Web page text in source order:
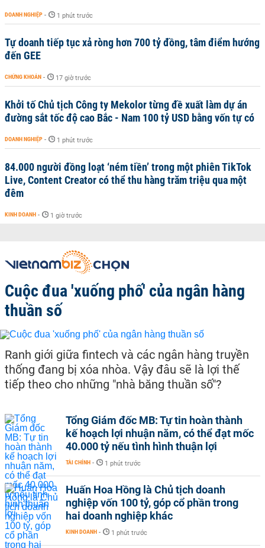
DOANH NGHIỆP - 1 phút trước
Tự doanh tiếp tục xả ròng hơn 700 tỷ đồng, tâm điểm hướng
đến GEE
CHỨNG KHOÁN - 17 giờ trước
Khởi tố Chủ tịch Công ty Mekolor từng đề xuất làm dự án
đường sắt tốc độ cao Bắc - Nam 100 tỷ USD bằng vốn tự có
DOANH NGHIỆP - 1 phút trước
84.000 người đồng loạt ‘ném tiền’ trong một phiên TikTok
Live, Content Creator có thể thu hàng trăm triệu qua một
đêm
KINH DOANH - 1 giờ trước
Cuộc đua 'xuống phố' của ngân hàng
thuần số
Ranh giới giữa fintech và các ngân hàng truyền
thống đang bị xóa nhòa. Vậy đâu sẽ là lợi thế
tiếp theo cho những "nhà băng thuần số"?
Tổng Giám đốc MB: Tự tin hoàn thành
kế hoạch lợi nhuận năm, có thể đạt mốc
40.000 tỷ nếu tình hình thuận lợi
TÀI CHÍNH - 1 phút trước
Huấn Hoa Hồng là Chủ tịch doanh
nghiệp vốn 100 tỷ, góp cổ phần trong
hai doanh nghiệp khác
KINH DOANH - 1 phút trước